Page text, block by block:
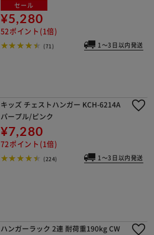
セール
¥5,280
52ポイント(1倍)
(71) 1～3日以内発送
キッズ チェストハンガー KCH-6214A
パープル/ピンク
¥7,280
72ポイント(1倍)
(224) 1～3日以内発送
ハンガーラック 2連 耐荷重190kg CW